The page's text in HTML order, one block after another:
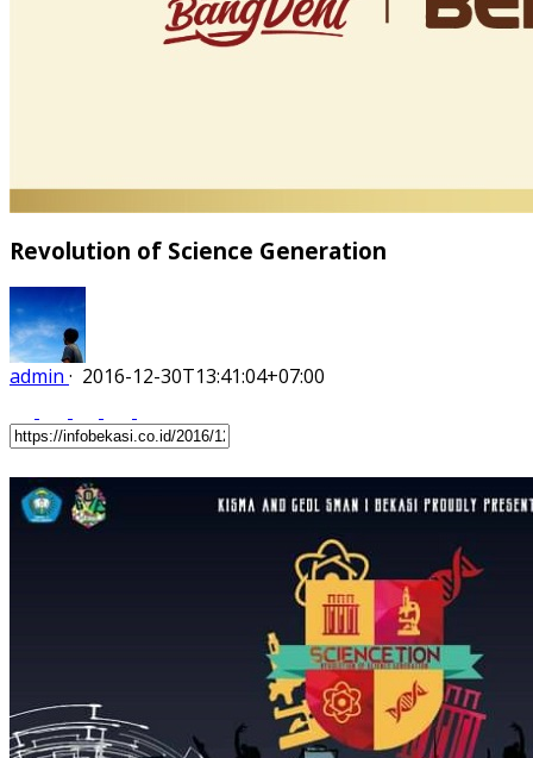
Revolution of Science Generation
admin · 2016-12-30T13:41:04+07:00